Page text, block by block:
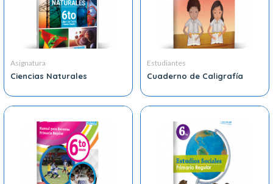
Asignatura
Ciencias Naturales
Estudiantes
Cuaderno de Caligrafía